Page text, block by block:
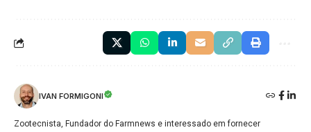
IVAN FORMIGONI
Zootecnista, Fundador do Farmnews e interessado em fornecer